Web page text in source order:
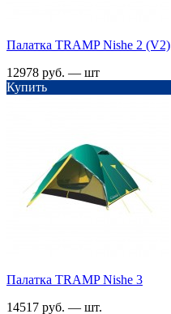
Палатка TRАMP Nishe 2 (V2)
12978 руб. — шт
Купить
Палатка TRАMP Nishe 3
14517 руб. — шт.